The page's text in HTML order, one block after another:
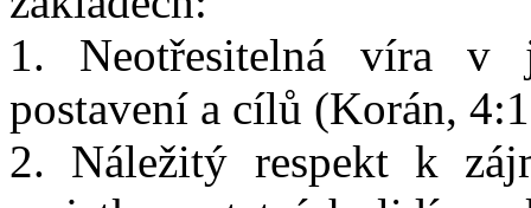
1. Neotřesitelná víra v
postavení a cílů (Korán,
2. Náležitý respekt k